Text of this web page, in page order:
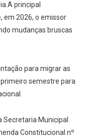
principal
em 2026, o emissor
mudanças bruscas
para migrar as
semestre para
Municipal
Constitucional nº